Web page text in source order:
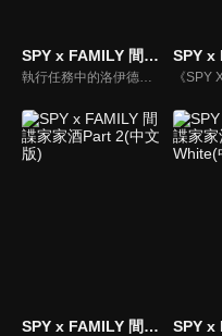
SPY x FAMILY 間諜家家酒 CODE: White
執行任務中的洛伊德，忽然接收到了「行動代號『梟』」換人的通知。另一方面，安妮亞就讀的伊甸學院即將舉行料理實習課程，傳聞在課程中優勝者將可以得到一顆星星。為了想要繼續執行行動代號『梟』，洛伊德需要有可以跟 WISE 交涉的籌碼。
SPY x FAMILY 間諜家家酒Part 2(中文版)